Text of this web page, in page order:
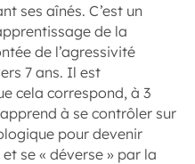
ses aînés. C’est un
de la
de l’agressivité
7 ans. Il est
cela correspond, à 3
à se contrôler sur
pour devenir
se « déverse » par la